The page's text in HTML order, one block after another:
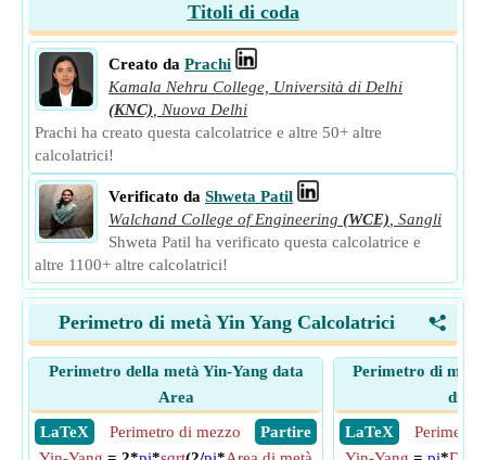
Titoli di coda
Creato da Prachi
Kamala Nehru College, Università di Delhi
(KNC)
Nuova Delhi
Prachi ha creato questa calcolatrice e altre 50+ altre
calcolatrici!
Verificato da Shweta Patil
Walchand College of Engineering (WCE) Sangli
Shweta Patil ha verificato questa calcolatrice e
altre 1100+ altre calcolatrici!
<
Perimetro di metà Yin Yang Calcolatrici
Perimetro della metà Yin-Yang data
Area
​ LaTeX
​ Partire
Perimetro di mezzo
Perimetro di
​ LaTeX
Perimetro